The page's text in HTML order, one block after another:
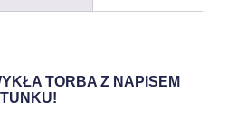
TORBA Z NAPISEM